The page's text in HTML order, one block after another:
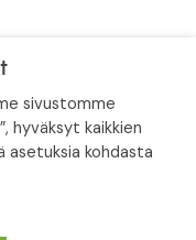
sivustomme
hyväksyt kaikkien
kohdasta